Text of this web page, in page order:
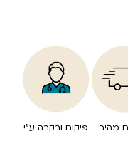
מהיר פיקוח ובקרה ע”י